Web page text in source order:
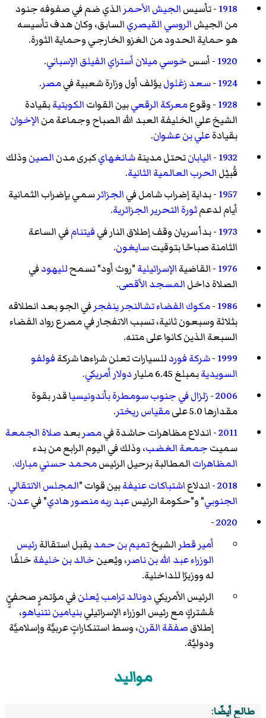
1918- تأسيسالجيش الأحمر الذي ضم في صفوفه جنود
من الجيشالروسي القيصريالسابق، وكان هدف تأسيسه
هو حماية الحدود من الغزو الخارجي وحماية الثورة.
1920- أسسخوسي ميلان أسترايالفيلق الإسباني.
1924
-سعد زغلوليؤلف أول وزارة شعبية فيمصر.
1928- وقوعمعركة الرقعيبين القواتالكويتيةبقيادة
الشيخ علي الخليفة العبد الله الصباح وجماعة منالإخوان
بقيادةعلي بن عشوان.
1932
-اليابانتحتل مدينةشانغهايكبرى مدنالصينوذلك
قُبيْلالحرب العالمية الثانية.
1957- بداية إضراب شامل فيالجزائرسمي بإضراب الثمانية
أيام لدعمثورة التحرير الجزائرية.
1973- بدأ سريان وقف إطلاق النار فيفيتنامفي الساعة
الثامنة صباحًا بتوقيتسايغون.
1976- القاضيةالإسرائيلية"روث أود" تسمحلليهودفي
الصلاة داخلالمسجد الأقصى.
1986
-مكوك الفضاءتشالنجرينفجرفي الجو بعد انطلاقه
بثلاثة وسبعون ثانية، تسبب الانفجار في مصرع رواد الفضاء
السبعة الذين كانوا على متنه.
1999
-شركة فوردللسيارات تعلن شراءها شركةفولفو
السويديةبمبلغ 6.45 مليار دولار أمريكي.
2006
-زلزال في جنوب سومطرة بأندونيسياقدر بقوة
مقدارها 5.0 على
مقياس ريختر.
2011- اندلاع مظاهرات حاشدة فيمصربعدصلاة الجمعة
سميتجمعة الغضب، وذلك في اليوم الرابع من بدء
المظاهراتالمطالبة برحيل الرئيسمحمد حسني مبارك.
2018- اندلاعاشتباكات عنيفةبين قوات "المجلس الانتقالي
الجنوبي" و"حكومة الرئيسعبد ربه منصور هادي" فيعدن.
2020
-
أمير قطر الشيختميم بن حمديقبل استقالةرئيس
الوزراءعبد الله بن ناصر، ويُعينخالد بن خليفةخلفًا
له ووزيرًا للداخلية.
الرئيس الأمريكيدونالد ترامبيُعلنفي مؤتمرٍ صحفيٍّ
مُشتركٍ مع رئيس الوزراء الإسرائيليبنيامين نتنياهو،
إطلاقصفقة القرن، وسط استنكاراتٍ عربيَّة وإسلاميَّة
ودوليَّة.
مواليد
طالع أيضًا: